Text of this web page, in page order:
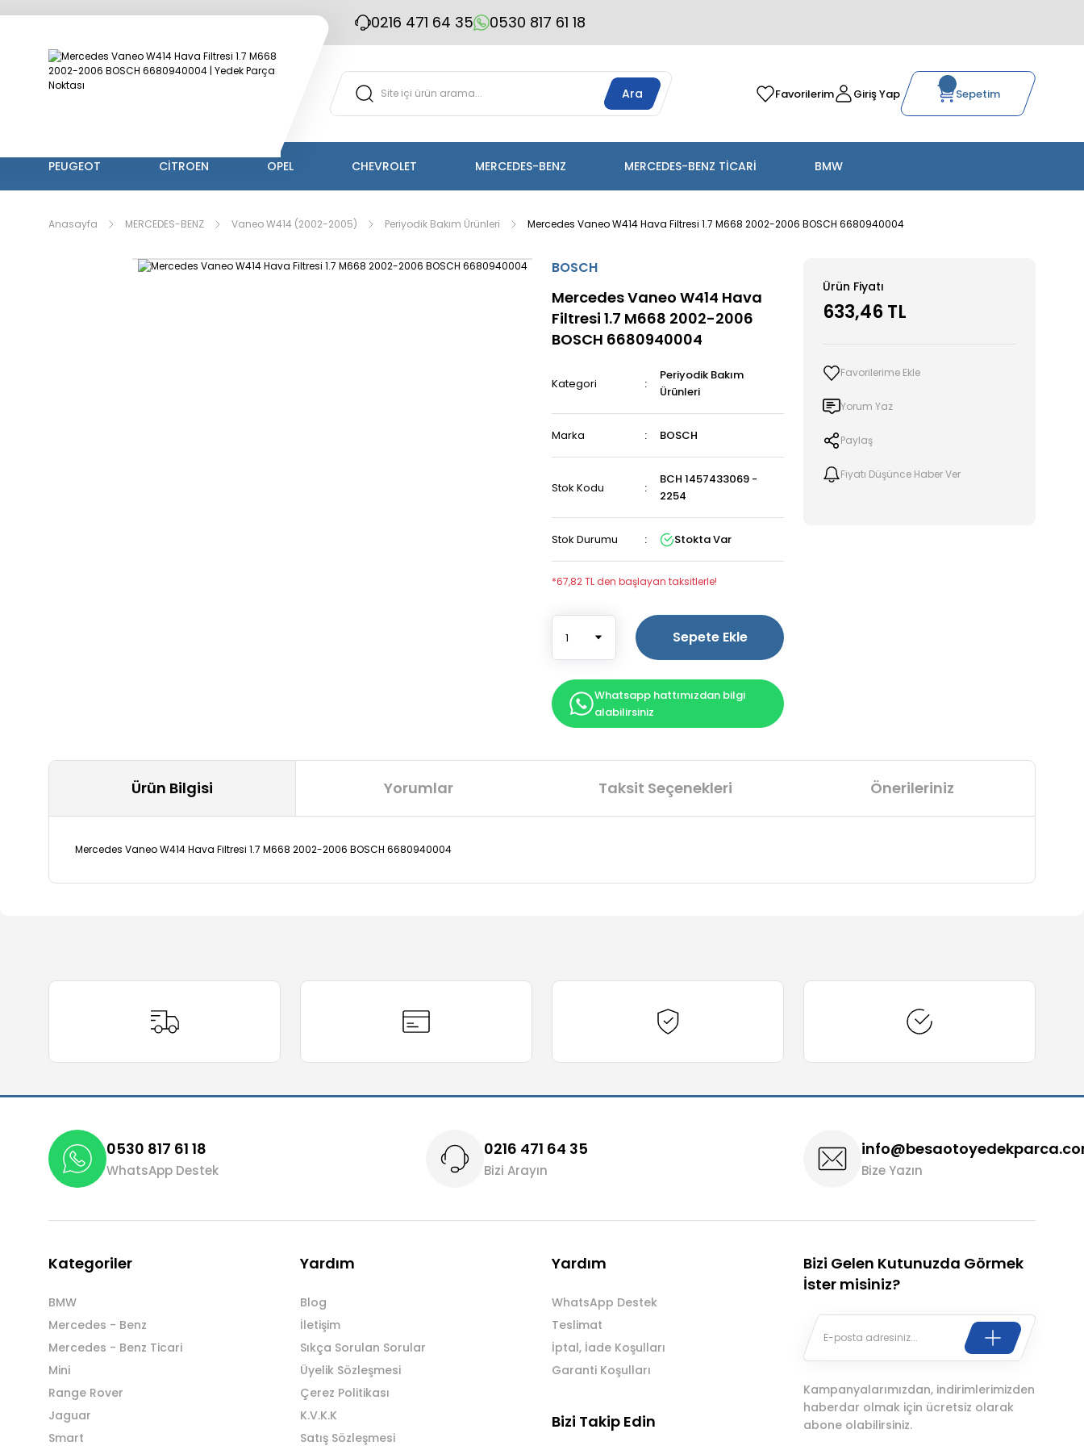
0216 471 64 35 0530 817 61 18
Ara Favorilerim Giriş Yap Sepetim
PEUGEOT CİTROEN OPEL CHEVROLET MERCEDES-BENZ MERCEDES-BENZ TİCARİ BMW
Anasayfa MERCEDES-BENZ Vaneo W414 (2002-2005) Periyodik Bakım Ürünleri Mercedes Vaneo W414 Hava Filtresi 1.7 M668 2002-2006 BOSCH 6680940004
BOSCH
Mercedes Vaneo W414 Hava
Filtresi 1.7 M668 2002-2006
BOSCH 6680940004
Kategori
Periyodik Bakım
Ürünleri
Marka BOSCH
Stok Kodu
BCH 1457433069 -
2254
Stok Durumu Stokta Var
*67,82 TL den başlayan taksitlerle!
Sepete Ekle
Whatsapp hattımızdan bilgi
alabilirsiniz
Ürün Fiyatı
633,46 TL
Yorum Yaz
Paylaş
Fiyatı Düşünce Haber Ver
Ürün Bilgisi Yorumlar Taksit Seçenekleri Önerileriniz
Mercedes Vaneo W414 Hava Filtresi 1.7 M668 2002-2006 BOSCH 6680940004
Ürün bilgilerinde hatalar bulunuyor.
Bu ürüne benzer farklı alternatifler olmalı.
Gönder
0530 817 61 18
WhatsApp Destek
0216 471 64 35
Bizi Arayın Bize Yazın
Kategoriler
BMW
Mercedes - Benz
Mercedes - Benz Ticari
Mini
Range Rover
Jaguar
Smart
Yardım
Blog
İletişim
Sıkça Sorulan Sorular
Üyelik Sözleşmesi
Çerez Politikası
K.V.K.K
Satış Sözleşmesi
Yardım
WhatsApp Destek
Teslimat
İptal, İade Koşulları
Garanti Koşulları
Bizi Takip Edin
Bizi Gelen Kutunuzda Görmek
İster misiniz?
Kampanyalarımızdan, indirimlerimizden
haberdar olmak için ücretsiz olarak
abone olabilirsiniz.